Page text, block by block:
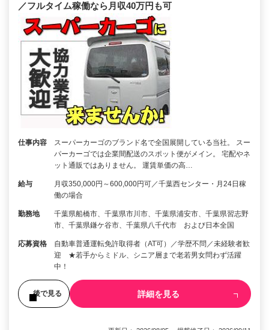
／フルタイム稼働なら月収40万円も可
仕事内容
スーパーカーゴのブランド名で全国展開している当社。 スー
パーカーゴでは企業間配送のスポット便がメイン。 宅配やネ
ット通販ではありません。 運賃単価の高…
給与
月収350,000円～600,000円可／千葉西センター・月24日稼
働の場合
勤務地
千葉県船橋市、千葉県市川市、千葉県浦安市、千葉県習志野
市、千葉県鎌ケ谷市、千葉県八千代市 および日本全国
応募資格
自動車普通運転免許取得者（AT可）／学歴不問／未経験者歓
迎 ★若手からミドル、シニア層まで老若男女問わず活躍
中！
後で見る 詳細を見る